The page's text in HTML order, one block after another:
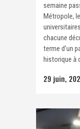
semaine
Métropole,
chacune
terme d’un
historique à
29 juin,